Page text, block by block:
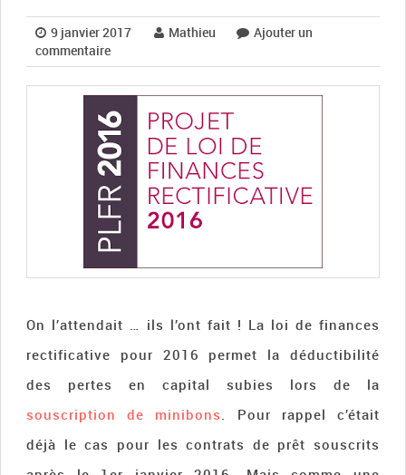
9 janvier 2017 Mathieu
Ajouter un
commentaire
On l’attendait … ils l’ont fait ! La loi de finances
rectificative pour 2016 permet la déductibilité
des pertes en capital subies lors de la
souscription de minibons. Pour rappel c’était
déjà le cas pour les contrats de prêt souscrits